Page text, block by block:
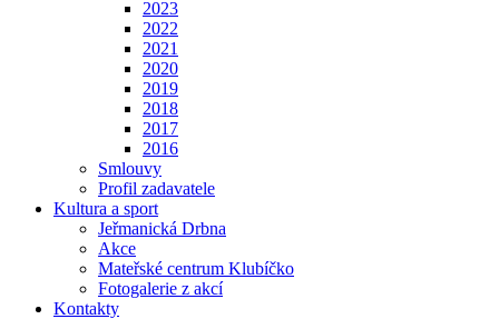
2023
2022
2021
2020
2019
2018
2017
2016
Smlouvy
Profil zadavatele
Kultura a sport
Jeřmanická Drbna
Akce
Mateřské centrum Klubíčko
Fotogalerie z akcí
Kontakty